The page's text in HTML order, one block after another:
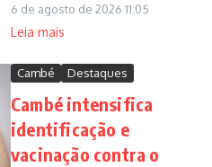
6 de agosto de 2026 11:05
Leia mais
Cambé Destaques
Cambé intensifica
identificação e
vacinação contra o